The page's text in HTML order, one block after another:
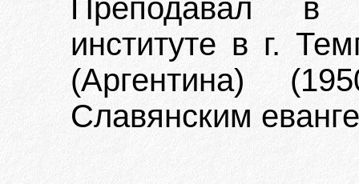
Преподавал в
институте в г.
(Аргентина)
Славянским